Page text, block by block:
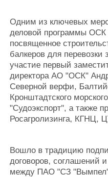
Одним из ключевых
деловой программы ОСК
посвященное
балкеров для
участие первый
директора АО "ОСК"
Северной верфи,
Кронштадтского
"Судоэкспорт", а также
Росагролизинга, КГНЦ,
Вошло в традицию
договоров, соглашений
между ПАО "СЗ